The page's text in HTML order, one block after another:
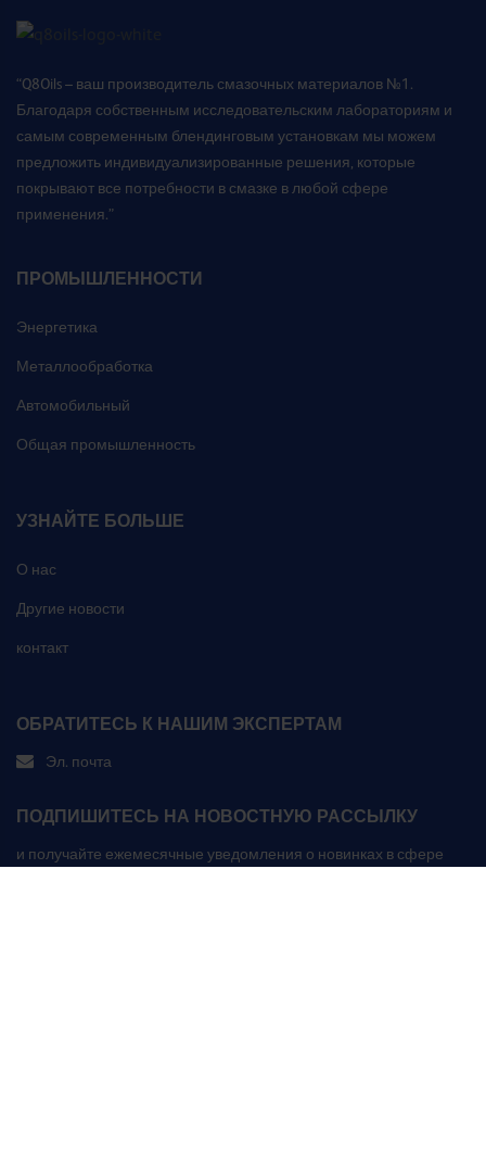
“Q8Oils – ваш производитель смазочных материалов №1.
Благодаря собственным исследовательским лабораториям и
самым современным блендинговым установкам мы можем
предложить индивидуализированные решения, которые
покрывают все потребности в смазке в любой сфере
применения.”
ПРОМЫШЛЕННОСТИ
Энергетика
Металлообработка
Автомобильный
Общая промышленность
УЗНАЙТЕ БОЛЬШЕ
О нас
Другие новости
контакт
ОБРАТИТЕСЬ К НАШИМ ЭКСПЕРТАМ
Эл. почта
ПОДПИШИТЕСЬ НА НОВОСТНУЮ РАССЫЛКУ
и получайте ежемесячные уведомления о новинках в сфере